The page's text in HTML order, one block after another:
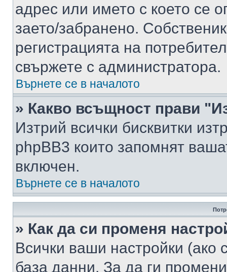
адрес или името с което се
заето/забранено.
регистрацията на
свържете с администратора.
Върнете се в началото
» Какво всъщност прави
Изтрий всички бисквитки
phpBB3 които запомнят
включен.
Върнете се в началото
» Как да си променя
Всички ваши настройки (ако
база данни. За да ги